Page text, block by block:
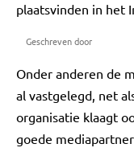
plaatsvinden in het
Geschreven door
Onder anderen de
al vastgelegd, net
organisatie klaagt
goede